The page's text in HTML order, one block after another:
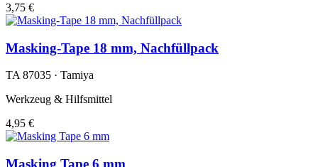
3,75 €
Masking-Tape 18 mm, Nachfüllpack
TA 87035 · Tamiya
Werkzeug & Hilfsmittel
4,95 €
Masking Tape 6 mm